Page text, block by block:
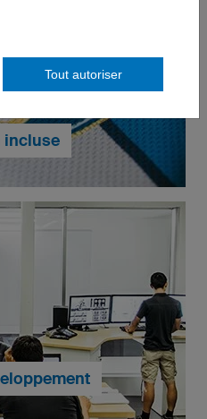
quantité, il n'y a pas de
En savoir plus.
incluse
intégrale de
et l’impression de tous
et sponsors.En savoir plus.
Tout autoriser